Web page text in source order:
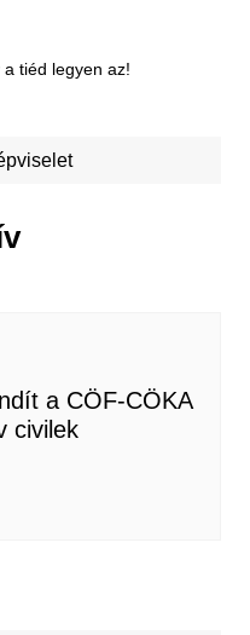
tiéd legyen az!
a CÖF-CÖKA
civilek